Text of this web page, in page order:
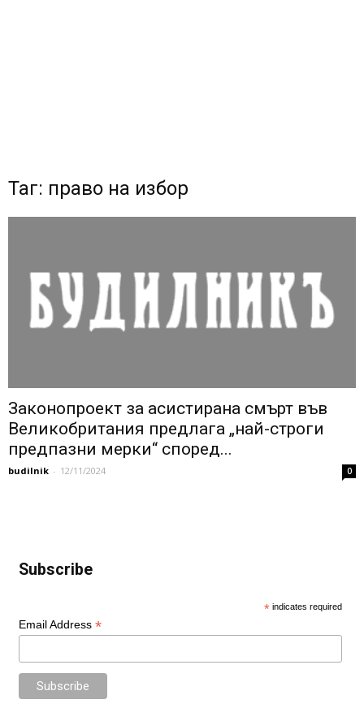
Таг: право на избор
Законопроект за асистирана смърт във
Великобритания предлага „най-строги
предпазни мерки“ според...
budilnik - 12/11/2024 0
Subscribe
* indicates required
Email Address *